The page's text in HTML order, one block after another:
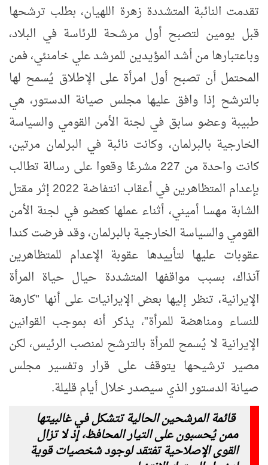
تقدمت النائبة المتشددة زهرة اللهيان، بطلب ترشحها
قبل يومين لتصبح أول مرشحة للرئاسة في البلاد،
وباعتبارها من أشد المؤيدين للمرشد علي خامنئي، فمن
المحتمل أن تصبح أول امرأة على الإطلاق يُسمح لها
بالترشح إذا وافق عليها مجلس صيانة الدستور، هي
طبيبة وعضو سابق في لجنة الأمن القومي والسياسة
الخارجية بالبرلمان، وكانت نائبة في البرلمان مرتين،
كانت واحدة من 227 مشرعًا وقعوا على رسالة تطالب
بإعدام المتظاهرين في أعقاب انتفاضة 2022 إثر مقتل
الشابة مهسا أميني، أثناء عملها كعضو في لجنة الأمن
القومي والسياسة الخارجية بالبرلمان، وقد فرضت كندا
عقوبات عليها لتأييدها عقوبة الإعدام للمتظاهرين
آنذاك، بسبب مواقفها المتشددة حيال حياة المرأة
الإيرانية، تنظر إليها بعض الإيرانيات على أنها "كارهة
للنساء ومناهضة للمرأة"، يذكر أنه بموجب القوانين
الإيرانية لا يُسمح للمرأة بالترشح لمنصب الرئيس، لكن
مصير ترشيحها يتوقف على قرار وتفسير مجلس
صيانة الدستور الذي سيصدر خلال أيام قليلة.
قائمة المرشحين الحالية تتشكل في غالبيتها
ممن يُحسبون على التيار المحافظ، إذ لا تزال
القوى الإصلاحية تفتقد لوجود شخصيات قوية